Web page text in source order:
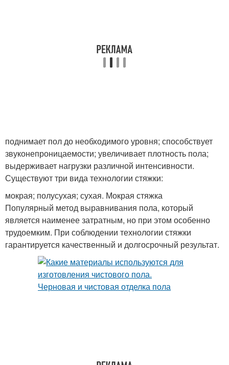
поднимает пол до необходимого уровня; способствует
звуконепроницаемости; увеличивает плотность пола;
выдерживает нагрузки различной интенсивности.
Существуют три вида технологии стяжки:
мокрая; полусухая; сухая. Мокрая стяжка
Популярный метод выравнивания пола, который
является наименее затратным, но при этом особенно
трудоемким. При соблюдении технологии стяжки
гарантируется качественный и долгосрочный результат.